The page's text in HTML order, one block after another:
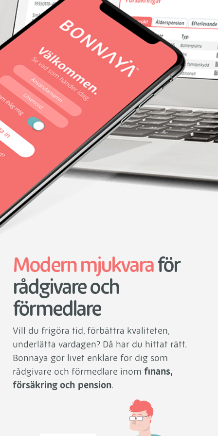
Modern mjukvaraför
rådgivare och
förmedlare
Vill du frigöra tid, förbättra kvaliteten,
underlätta vardagen? Då har du hittat rätt.
Bonnaya gör livet enklare för dig som
rådgivare och förmedlare inomfinans,
försäkring och pension.